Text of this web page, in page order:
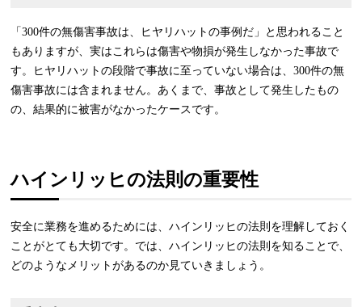
「300件の無傷害事故は、ヒヤリハットの事例だ」と思われること
もありますが、実はこれらは傷害や物損が発生しなかった事故で
す。ヒヤリハットの段階で事故に至っていない場合は、300件の無
傷害事故には含まれません。あくまで、事故として発生したもの
の、結果的に被害がなかったケースです。
ハインリッヒの法則の重要性
安全に業務を進めるためには、ハインリッヒの法則を理解しておく
ことがとても大切です。では、ハインリッヒの法則を知ることで、
どのようなメリットがあるのか見ていきましょう。